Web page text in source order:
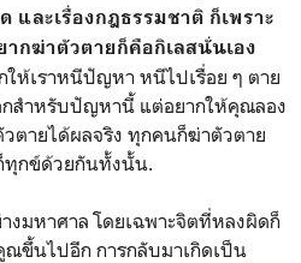
และเรื่องกฎธรรมชาติ ก็เพราะ
กฆ่าตัวตายก็คือกิเลสนั่นเอง
ให้เราหนีปัญหา หนีไปเรื่อย ๆ ตาย
สำหรับปัญหานี้ แต่อยากให้คุณลอง
ตายได้ผลจริง ทุกคนก็ฆ่าตัวตาย
ทุกข์ด้วยกันทั้งนั้น.
งมหาศาล โดยเฉพาะจิตที่หลงผิดก็
ขึ้นไปอีก การกลับมาเกิดเป็น